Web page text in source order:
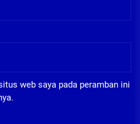
web saya pada peramban ini